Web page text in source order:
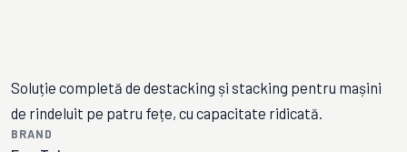
Soluție completă de destacking și stacking pentru mașini
de rindeluit pe patru fețe, cu capacitate ridicată.
BRAND